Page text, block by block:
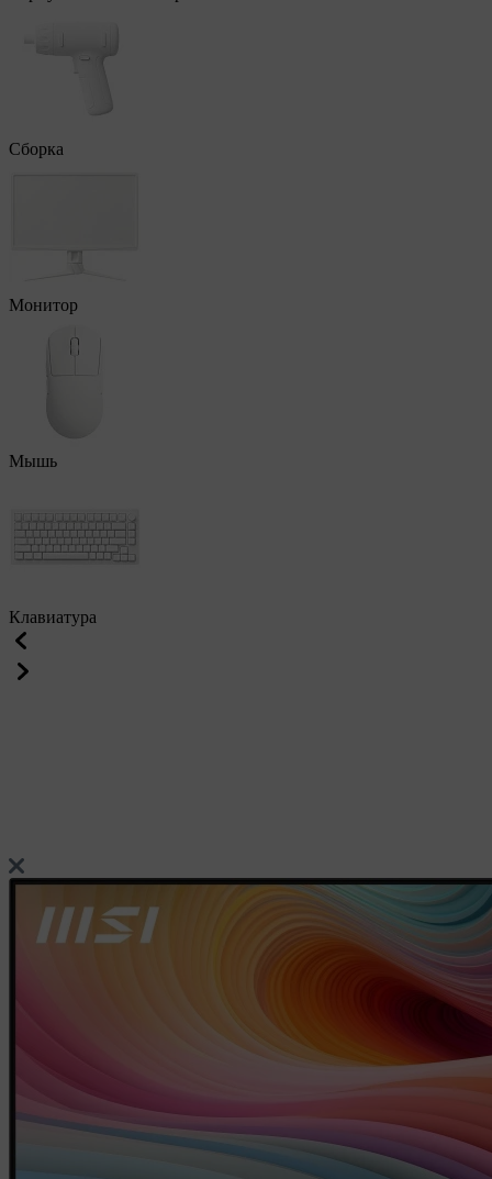
Сборка
Монитор
Мышь
Клавиатура